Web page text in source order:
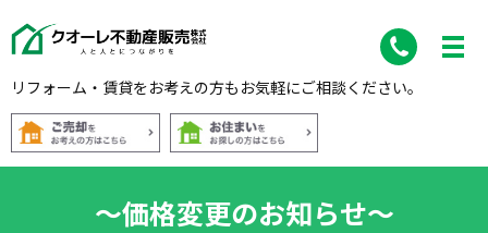
リフォーム・賃貸をお考えの方もお気軽にご相談ください。
～価格変更のお知らせ～